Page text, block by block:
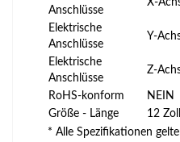
Anschlüsse
Elektrische
Anschlüsse
Y-
Elektrische
Anschlüsse
Z-
RoHS-konform NEIN
Größe - Länge
12 Zoll
* Alle Spezifikationen